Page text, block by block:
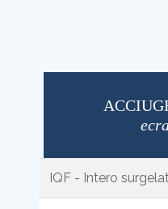
IQF - Intero